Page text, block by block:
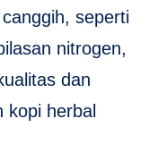
seperti
nitrogen,
dan
kopi herbal